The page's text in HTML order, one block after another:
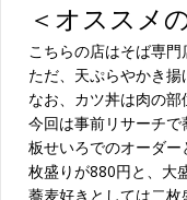
＜オススメ
こちらの店はそば専門
ただ、天ぷらやかき揚
なお、カツ丼は肉の部
今回は事前リサーチで
板せいろでのオーダ
枚盛りが880円と、大
蕎麦好きとしては二